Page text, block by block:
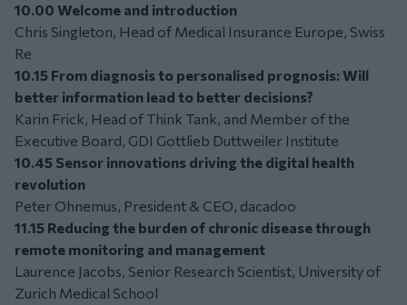
10.00 Welcome and introduction
Chris Singleton, Head of Medical Insurance Europe, Swiss
Re
10.15 From diagnosis to personalised prognosis: Will
better information lead to better decisions?
Karin Frick, Head of Think Tank, and Member of the
Executive Board, GDI Gottlieb Duttweiler Institute
10.45 Sensor innovations driving the digital health
revolution
Peter Ohnemus, President & CEO, dacadoo
11.15 Reducing the burden of chronic disease through
remote monitoring and management
Laurence Jacobs, Senior Research Scientist, University of
Zurich Medical School